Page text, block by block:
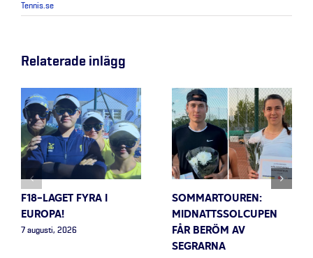
Tennis.se
Relaterade inlägg
F18-LAGET FYRA I
EUROPA!
7 augusti, 2026
SOMMARTOUREN:
MIDNATTSSOLCUPEN
FÅR BERÖM AV
SEGRARNA